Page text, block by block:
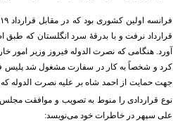
قرارداد نرفت و با بدرقۀ سرد انگلستان که طبق
آورد. هنگامی که نصرت الدوله فیروز وزیر امور
کرد و شخصاً به کار در سفارت مشغول شد پلیس
نوع قراردادی را منوط به تصویب و موافقت
علی سپهر در خاطرات خود می‌نویسد: